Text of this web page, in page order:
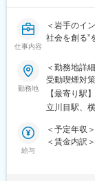
を通して最
・正社員登
登用となり
して安定就
【同社の魅
◆医療業界
最新のIoT
れていた薬
ない医療現
しています。
仕事内容
＜岩手のイ
社会を創る”
■職務概要
自社開発の
発・導入支
キルを活か
■具体的な業
勤務地
＜勤務地詳
受動喫煙対
【最寄り駅】
立川目駅、
給与
＜予定年収
＜賃金内訳